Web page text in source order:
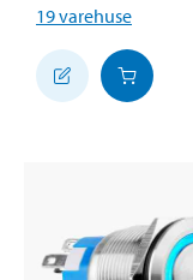
19varehuse